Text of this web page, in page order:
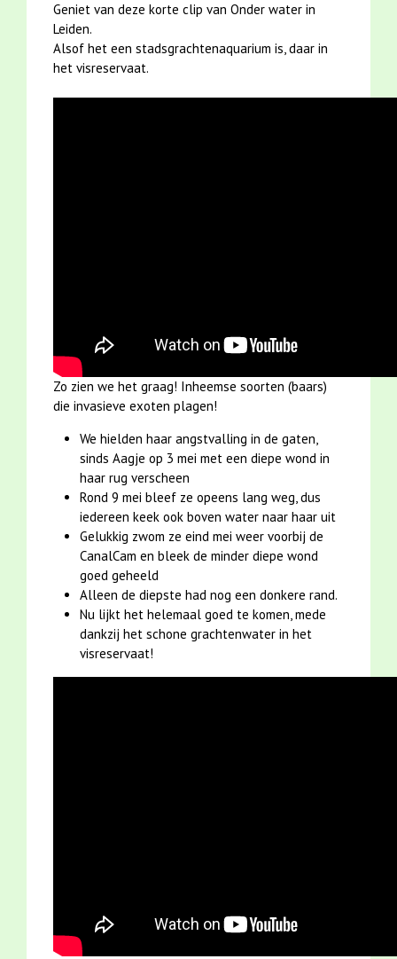
Geniet van deze korte clip van Onder water in
Leiden.
Alsof het een stadsgrachtenaquarium is, daar in
het visreservaat.
Zo zien we het graag! Inheemse soorten (baars)
die invasieve exoten plagen!
We hielden haar angstvalling in de gaten,
sinds Aagje op 3 mei met een diepe wond in
haar rug verscheen
Rond 9 mei bleef ze opeens lang weg, dus
iedereen keek ook boven water naar haar uit
Gelukkig zwom ze eind mei weer voorbij de
CanalCam en bleek de minder diepe wond
goed geheeld
Alleen de diepste had nog een donkere rand.
Nu lijkt het helemaal goed te komen, mede
dankzij het schone grachtenwater in het
visreservaat!